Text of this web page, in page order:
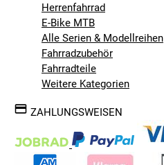
Herrenfahrrad
E-Bike MTB
Alle Serien & Modellreihen
Fahrradzubehör
Fahrradteile
Weitere Kategorien
ZAHLUNGSWEISEN